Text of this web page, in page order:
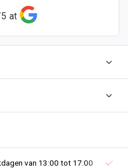
5 at
van 13:00 tot 17:00